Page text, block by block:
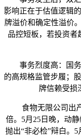
影响正在于估值逻辑
牌溢价和确定性溢价
品控短板，若投资者
事务烈度高：国务
的高规格监管步履；
牌信赖受损
食物无限公司出产
倍。5月25日晚，动
抛出“非必检”辩白。